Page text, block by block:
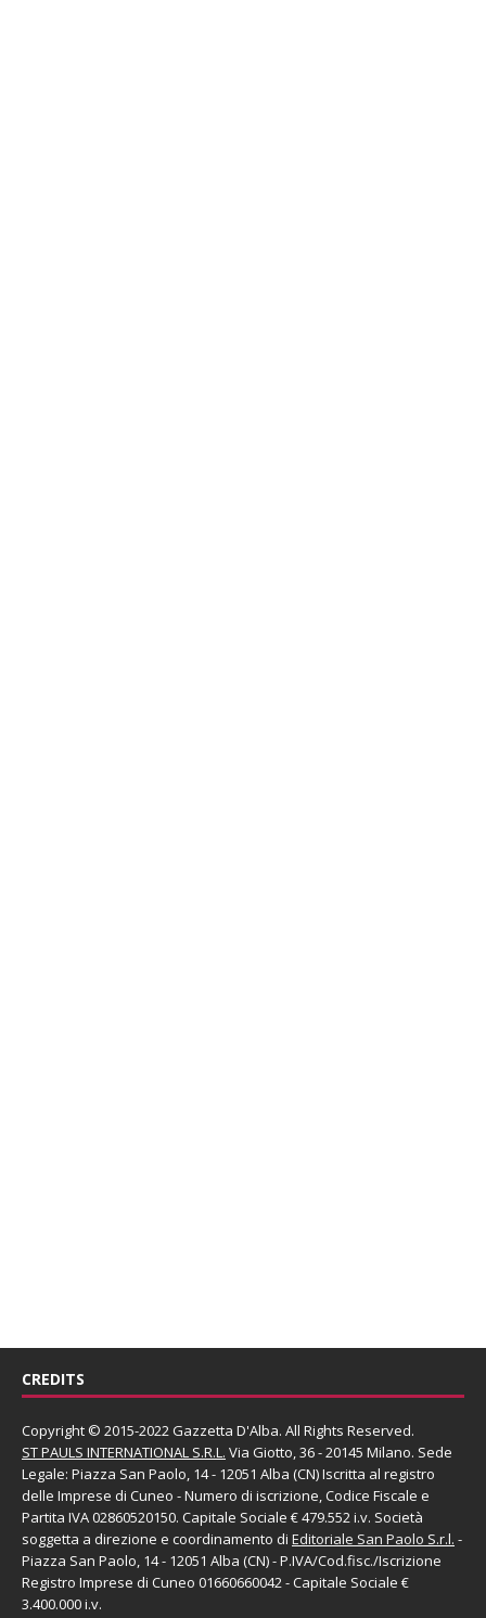
CREDITS
Copyright © 2015-2022 Gazzetta D'Alba. All Rights Reserved.
ST PAULS INTERNATIONAL S.R.L. Via Giotto, 36 - 20145 Milano. Sede
Legale: Piazza San Paolo, 14 - 12051 Alba (CN) Iscritta al registro
delle Imprese di Cuneo - Numero di iscrizione, Codice Fiscale e
Partita IVA 02860520150. Capitale Sociale € 479.552 i.v. Società
soggetta a direzione e coordinamento di Editoriale San Paolo S.r.l. -
Piazza San Paolo, 14 - 12051 Alba (CN) - P.IVA/Cod.fisc./Iscrizione
Registro Imprese di Cuneo 01660660042 - Capitale Sociale €
3.400.000 i.v.